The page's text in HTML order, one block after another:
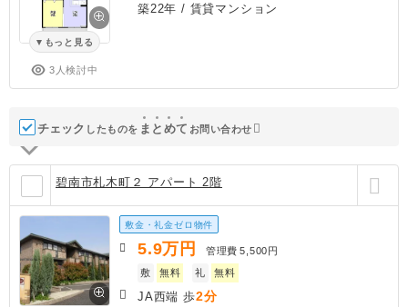
もっと見る
3人検討中
築22年 / 賃貸マンション
チェック したものを ま と めて お問い合わせ
碧南市札木町２ アパート 2階
敷金・礼金ゼロ物件
5.9万円 管理費 5,500円
敷
無料 礼 無料
JA西端 歩2分